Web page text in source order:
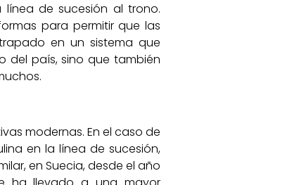
línea de sucesión al trono.
para permitir que las
en un sistema que
del país, sino que también
modernas. En el caso de
en la línea de sucesión,
en Suecia, desde el año